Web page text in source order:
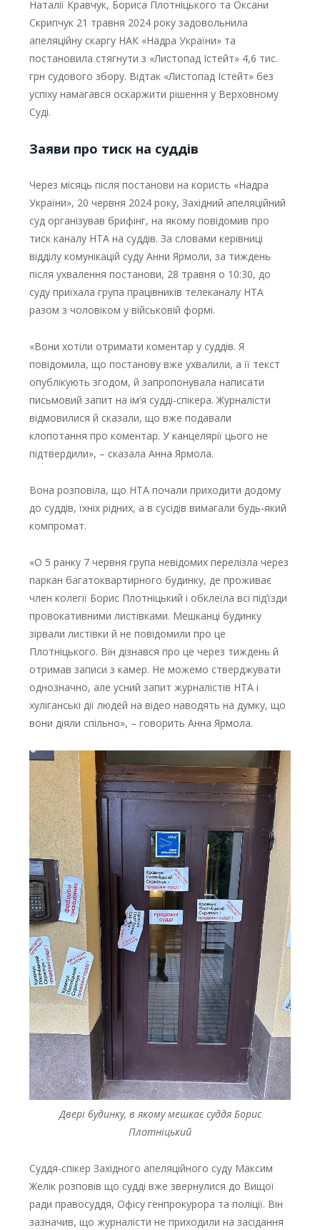
Наталії Кравчук, Бориса Плотніцького та Оксани
Скрипчук 21 травня 2024 року задовольнила
апеляційну скаргу НАК «Надра України» та
постановила стягнути з «Листопад Істейт» 4,6 тис.
грн судового збору. Відтак «Листопад Істейт» без
успіху намагався оскаржити рішення у Верховному
Суді.
Заяви про тиск на суддів
Через місяць після постанови на користь «Надра
України», 20 червня 2024 року, Західний апеляційний
суд організував брифінг, на якому повідомив про
тиск каналу НТА на суддів. За словами керівниці
відділу комунікацій суду Анни Ярмоли, за тиждень
після ухвалення постанови, 28 травня о 10:30, до
суду приїхала група працівників телеканалу НТА
разом з чоловіком у військовій формі.
«Вони хотіли отримати коментар у суддів. Я
повідомила, що постанову вже ухвалили, а її текст
опублікують згодом, й запропонувала написати
письмовий запит на ім’я судді-спікера. Журналісти
відмовилися й сказали, що вже подавали
клопотання про коментар. У канцелярії цього не
підтвердили», – сказала Анна Ярмола.
Вона розповіла, що НТА почали приходити додому
до суддів, їхніх рідних, а в сусідів вимагали будь-який
компромат.
«О 5 ранку 7 червня група невідомих перелізла через
паркан багатоквартирного будинку, де проживає
член колегії Борис Плотніцький і обклеїла всі під’їзди
провокативними листівками. Мешканці будинку
зірвали листівки й не повідомили про це
Плотніцького. Він дізнався про це через тиждень й
отримав записи з камер. Не можемо стверджувати
однозначно, але усний запит журналістів НТА і
хуліганські дії людей на відео наводять на думку, що
вони діяли спільно», – говорить Анна Ярмола.
Двері будинку, в якому мешкає суддя Борис
Плотніцький
Суддя-спікер Західного апеляційного суду Максим
Желік розповів що судді вже звернулися до Вищої
ради правосуддя, Офісу генпрокурора та поліції. Він
зазначив, що журналісти не приходили на засідання